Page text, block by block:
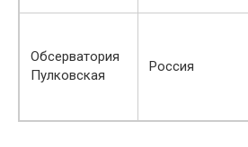
Обсерватория
Пулковская
Россия